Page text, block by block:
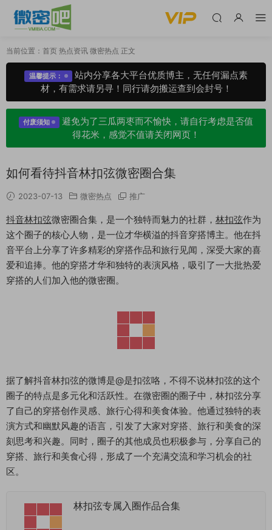
当前位置： 首页 热点资讯 微密热点 正文
温馨提示：
站内分享各大平台优质博主，无任何漏点素
材，有需求请另寻！同行请勿搬运查到会封号！
付废须知
避免为了三瓜两枣而不愉快，请自行考虑是否值
得花米，感觉不值请关闭网页！
如何看待抖音林扣弦微密圈合集
2023-07-13 微密热点 推广
抖音林扣弦微密圈合集，是一个独特而魅力的社群， 林扣弦作为
这个圈子的核心人物，是一位才华横溢的抖音穿搭博主。他在抖
音平台上分享了许多精彩的穿搭作品和旅行见闻，深受大家的喜
爱和追捧。他的穿搭才华和独特的表演风格，吸引了一大批热爱
穿搭的人们加入他的微密圈。
据了解抖音林扣弦的微博是@是扣弦咯，不得不说林扣弦的这个
圈子的特点是多元化和活跃性。在微密圈的圈子中，林扣弦分享
了自己的穿搭创作灵感、旅行心得和美食体验。他通过独特的表
演方式和幽默风趣的语言，引发了大家对穿搭、旅行和美食的深
刻思考和兴趣。同时，圈子的其他成员也积极参与，分享自己的
穿搭、旅行和美食心得，形成了一个充满交流和学习机会的社
区。
林扣弦专属入圈作品合集